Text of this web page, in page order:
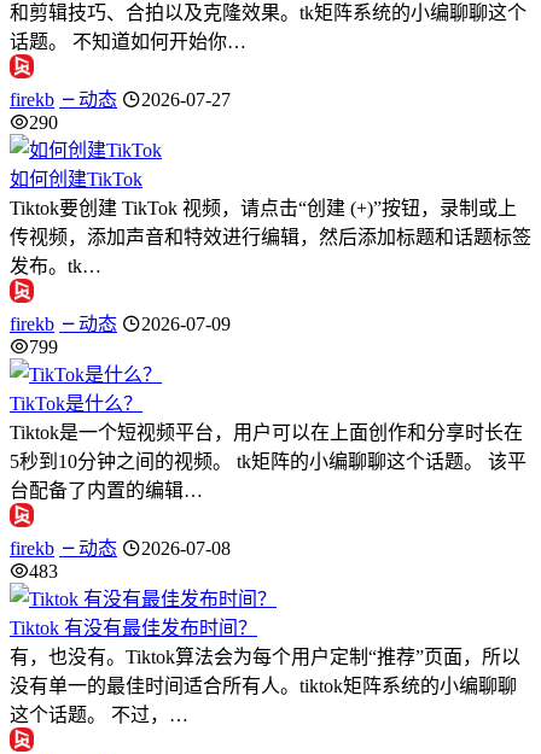
和剪辑技巧、合拍以及克隆效果。tk矩阵系统的小编聊聊这个
话题。 不知道如何开始你…
firekb 动态
2026-07-27
290
如何创建TikTok
Tiktok要创建 TikTok 视频，请点击“创建 (+)”按钮，录制或上
传视频，添加声音和特效进行编辑，然后添加标题和话题标签
发布。tk…
firekb 动态
2026-07-09
799
TikTok是什么？
Tiktok是一个短视频平台，用户可以在上面创作和分享时长在
5秒到10分钟之间的视频。 tk矩阵的小编聊聊这个话题。 该平
台配备了内置的编辑…
firekb 动态
2026-07-08
483
Tiktok 有没有最佳发布时间？
有，也没有。Tiktok算法会为每个用户定制“推荐”页面，所以
没有单一的最佳时间适合所有人。tiktok矩阵系统的小编聊聊
这个话题。 不过，…